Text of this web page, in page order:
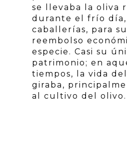
se llevaba la oliva
durante el frío día,
caballerías, para
reembolso
especie. Casi su
patrimonio; en
tiempos, la vida
giraba,
al cultivo del olivo.